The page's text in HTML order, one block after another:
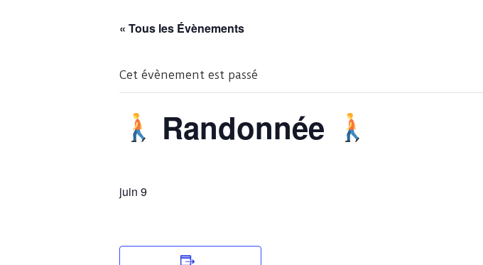
« Tous les Évènements
Cet évènement est passé
Randonnée
juin 9